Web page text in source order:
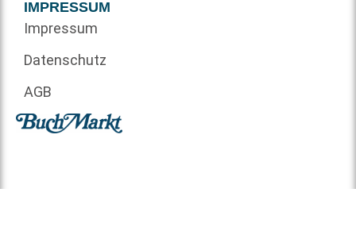
IMPRESSUM
Impressum
Datenschutz
AGB